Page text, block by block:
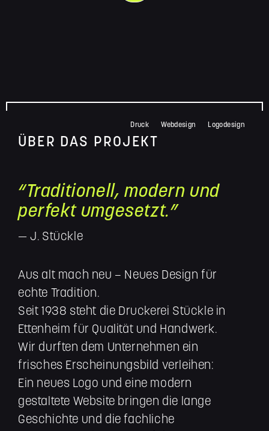
ÜBER DAS PROJEKT
Druck Webdesign Logodesign
“Traditionell, modern und
perfekt umgesetzt.”
— J. Stückle
Aus alt mach neu – Neues Design für
echte Tradition.
Seit 1938 steht die Druckerei Stückle in
Ettenheim für Qualität und Handwerk.
Wir durften dem Unternehmen ein
frisches Erscheinungsbild verleihen:
Ein neues Logo und eine modern
gestaltete Website bringen die lange
Geschichte und die fachliche